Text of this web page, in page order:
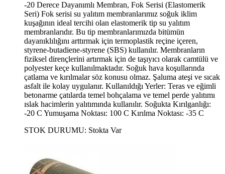
-20 Derece Dayanımlı Membran, Fok Serisi (Elastomerik
Seri) Fok serisi su yalıtım membranlarımız soğuk iklim
kuşağının ideal tercihi olan elastomerik tip su yalıtım
membranlarıdır. Bu tip membranlarımızda bitümün
dayanıklılığını arttırmak için termoplastik reçine içeren,
styrene-butadiene-styrene (SBS) kullanılır. Membranların
fiziksel dirençlerini artırmak için de taşıyıcı olarak camtülü ve
polyester keçe kullanılmaktadır. Soğuk hava koşullarında
çatlama ve kırılmalar söz konusu olmaz. Şaluma ateşi ve sıcak
asfalt ile kolay uygulanır. Kullanıldığı Yerler: Teras ve eğimli
betonarme çatılarda temel bohçalama ve temel perde yalıtımı
ıslak hacimlerin yalıtımında kullanılır. Soğukta Kırılganlığı:
-20 C Yumuşama Noktası: 100 C Kırılma Noktası: -35 C
STOK DURUMU: Stokta Var